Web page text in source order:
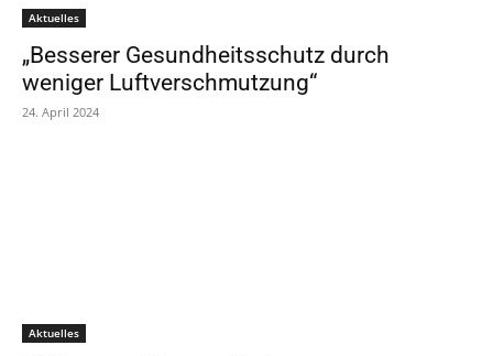
Aktuelles
„Besserer Gesundheitsschutz durch
weniger Luftverschmutzung“
24. April 2024
Aktuelles